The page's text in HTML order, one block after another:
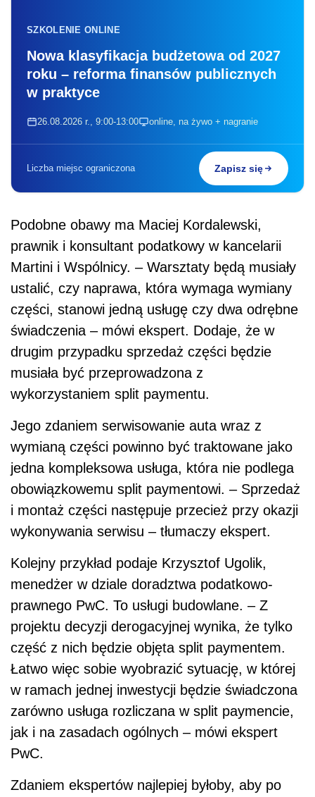
SZKOLENIE ONLINE
Nowa klasyfikacja budżetowa od 2027
roku – reforma finansów publicznych
w praktyce
26.08.2026 r., 9:00-13:00 online, na żywo + nagranie
Liczba miejsc ograniczona Zapisz się
Podobne obawy ma Maciej Kordalewski,
prawnik i konsultant podatkowy w kancelarii
Martini i Wspólnicy. – Warsztaty będą musiały
ustalić, czy naprawa, która wymaga wymiany
części, stanowi jedną usługę czy dwa odrębne
świadczenia – mówi ekspert. Dodaje, że w
drugim przypadku sprzedaż części będzie
musiała być przeprowadzona z
wykorzystaniem split paymentu.
Jego zdaniem serwisowanie auta wraz z
wymianą części powinno być traktowane jako
jedna kompleksowa usługa, która nie podlega
obowiązkowemu split paymentowi. – Sprzedaż
i montaż części następuje przecież przy okazji
wykonywania serwisu –tłumaczy ekspert.
Kolejny przykład podaje Krzysztof Ugolik,
menedżer w dziale doradztwa podatkowo-
prawnego PwC. To usługi budowlane. – Z
projektu decyzji derogacyjnej wynika, że tylko
część z nich będzie objęta split paymentem.
Łatwo więc sobie wyobrazić sytuację, w której
w ramach jednej inwestycji będzie świadczona
zarówno usługa rozliczana w split paymencie,
jak i na zasadach ogólnych – mówi ekspert
PwC.
Zdaniem ekspertów najlepiej byłoby, aby po